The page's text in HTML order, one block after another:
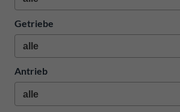
Getriebe
Antrieb